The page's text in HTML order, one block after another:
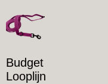
Budget
Looplijn